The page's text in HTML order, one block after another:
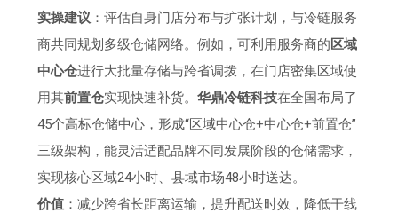
实操建议 ：评估自身门店分布与扩张计划，与冷链服务
商共同规划多级仓储网络。例如，可利用服务商的区域
中心仓进行大批量存储与跨省调拨，在门店密集区域使
用其前置仓实现快速补货。华鼎冷链科技在全国布局了
45个高标仓储中心，形成“区域中心仓+中心仓+前置仓”
三级架构，能灵活适配品牌不同发展阶段的仓储需求，
实现核心区域24小时、县域市场48小时送达。
价值 ：减少跨省长距离运输，提升配送时效，降低干线